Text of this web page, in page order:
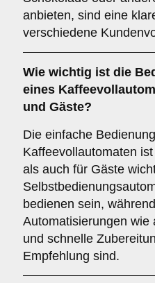
anbieten, sind eine
verschiedene
Wie wichtig ist die
eines
und Gäste?
Die einfache
Kaffeevollautomaten
als auch für Gäste
bedienen sein,
Automatisierungen wie
und schnelle
Empfehlung sind.